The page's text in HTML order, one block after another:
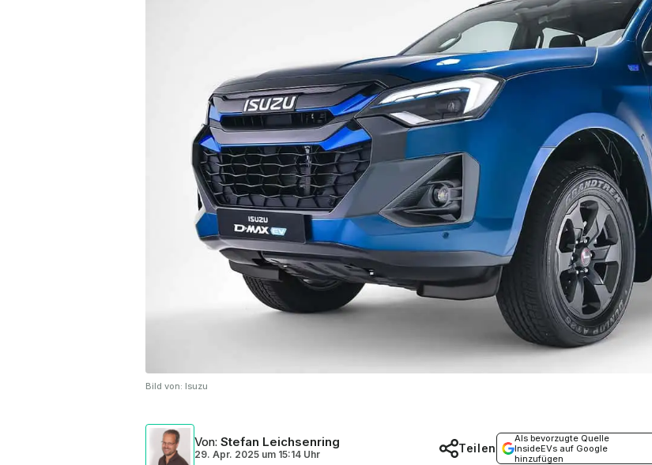
Bild von: Isuzu
Von: Stefan Leichsenring
29. Apr. 2025 um 15:14 Uhr
Als bevorzugte Quelle
InsideEVs auf Google
hinzufügen
Teilen